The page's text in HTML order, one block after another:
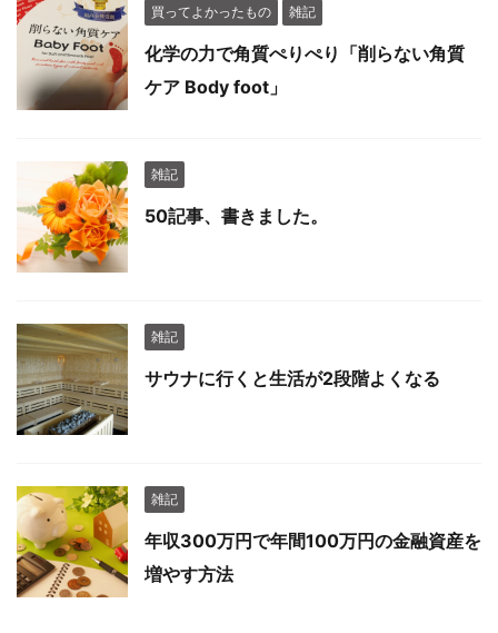
買ってよかったもの 雑記
化学の力で角質ぺりぺり「削らない角質
ケア Body foot」
雑記
50記事、書きました。
雑記
サウナに行くと生活が2段階よくなる
雑記
年収300万円で年間100万円の金融資産を
増やす方法